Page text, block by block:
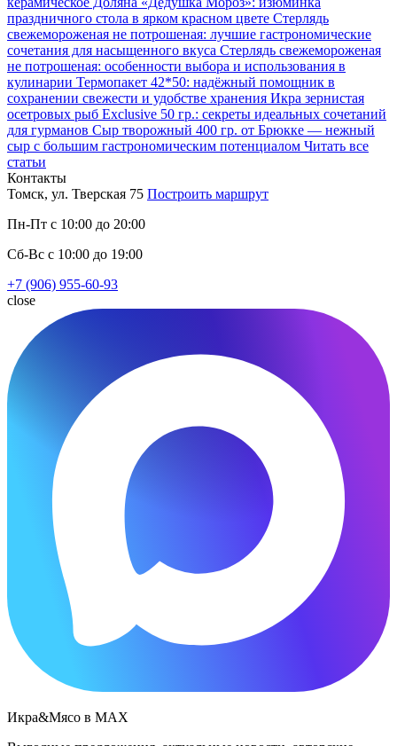
праздничного стола в ярком красном цвете Стерлядь
свежемороженая не потрошеная: лучшие гастрономические
сочетания для насыщенного вкуса Стерлядь свежемороженая
не потрошеная: особенности выбора и использования в
кулинарии Термопакет 42*50: надёжный помощник в
сохранении свежести и удобстве хранения Икра зернистая
осетровых рыб Exclusive 50 гр.: секреты идеальных сочетаний
для гурманов Сыр творожный 400 гр. от Брюкке — нежный
сыр с большим гастрономическим потенциалом Читать все
статьи
Контакты
Томск, ул. Тверская 75 Построить маршрут
Пн-Пт с 10:00 до 20:00
Сб-Вс с 10:00 до 19:00
+7 (906) 955-60-93
close
Икра&Мясо в МАХ